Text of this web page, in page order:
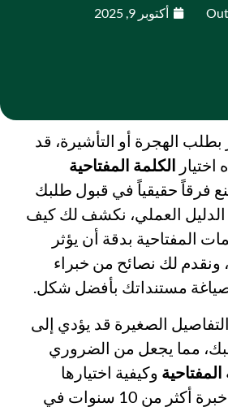
أكتوبر 9, 2025
بطلب الهجرة أو التأشيرة، قد
الكلمة المفتاحية
فرقاً حقيقياً في قبول طلبك
العملي، نكشف لك كيف
المفتاحية بدقة أن يؤثر
لك نصائح من خبراء
التفاصيل الصغيرة قد يؤدي إلى
مما يجعل من الضروري
المفتاحية وكيفية اختيارها
بشكل صحيح. مع خبرة أكثر من 10 سنوات في